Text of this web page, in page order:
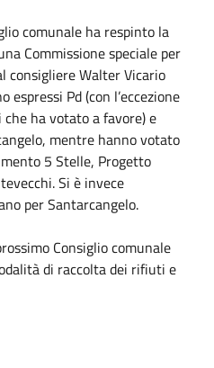
comunale ha respinto la
Commissione speciale per
consigliere Walter Vicario
espressi Pd (con l’eccezione
ha votato a favore) e
mentre hanno votato
5 Stelle, Progetto
Si è invece
per Santarcangelo.
Consiglio comunale
di raccolta dei rifiuti e